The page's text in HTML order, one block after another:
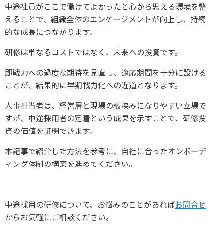
中途社員がここで働けてよかったと心から思える環境を整
えることで、組織全体のエンゲージメントが向上し、持続
的な成長につながります。
研修は単なるコストではなく、未来への投資です。
即戦力への過度な期待を見直し、適応期間を十分に設ける
ことが、結果的に早期戦力化への近道となります。
人事担当者は、経営層と現場の板挟みになりやすい立場で
すが、中途採用者の定着という成果を示すことで、研修投
資の価値を証明できます。
本記事で紹介した方法を参考に、自社に合ったオンボーデ
ィング体制の構築を進めてください。
中途採用の研修について、お悩みのことがあればお問合せ
からお気軽にご相談ください。